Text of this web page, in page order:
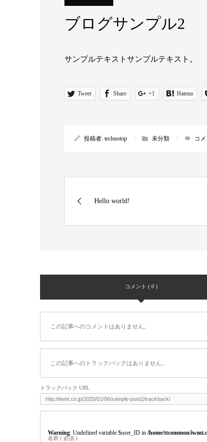
ブログサンプル2
サンプルテキストサンプルテキスト。
Tweet Share +1 Hatena
投稿者: technotop 未分類 コ
Hello world!
コメント ( 0 )
この記事へのコメントはありません。
この記事へのトラックバックはありません。
トラックバック URL
Warning : Undefined variable $user_ID in /home/ttcommon/
名前 ( 必須 )